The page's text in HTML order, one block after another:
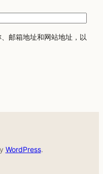
邮箱地址和网站地址，以
WordPress.